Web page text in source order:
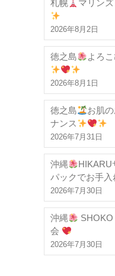
札幌 マリン
2026年8月2日
徳之島 よろ
2026年8月1日
徳之島
お肌
ナンス
2026年7月31日
沖縄 HIKARU
パックでお手入
2026年7月30日
沖縄
会
2026年7月30日